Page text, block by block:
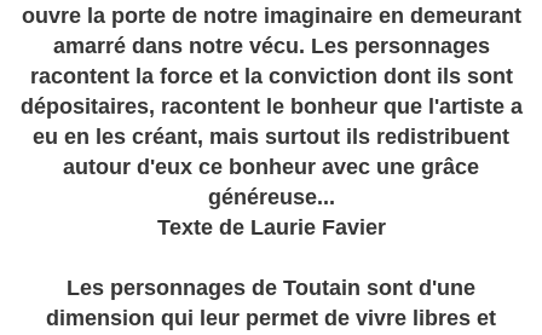
ouvre la porte de notre imaginaire en demeurant
amarré dans notre vécu. Les personnages
racontent la force et la conviction dont ils sont
dépositaires, racontent le bonheur que l'artiste a
eu en les créant, mais surtout ils redistribuent
autour d'eux ce bonheur avec une grâce
généreuse...
Texte de Laurie Favier
Les personnages de Toutain sont d'une
dimension qui leur permet de vivre libres et